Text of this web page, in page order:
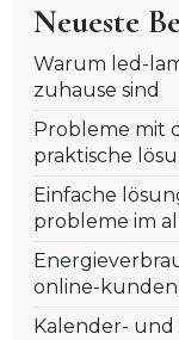
Neueste
Warum led-
zuhause sind
Probleme mit
praktische
Einfache
probleme im
online-
Kalender- und